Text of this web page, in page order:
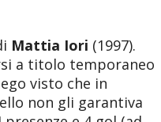
Mattia Iori (1997).
a titolo temporaneo
visto che in
non gli garantiva